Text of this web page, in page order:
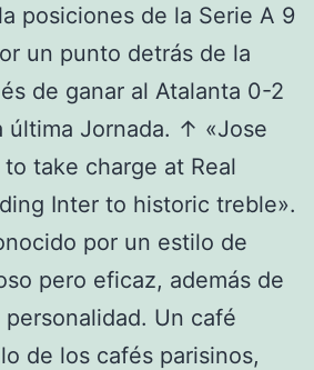
posiciones de la Serie A 9
un punto detrás de la
de ganar al Atalanta 0-2
última Jornada. ↑ «Jose
take charge at Real
Inter to historic treble».
por un estilo de
pero eficaz, además de
Un café
de los cafés parisinos,